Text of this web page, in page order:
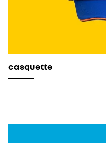
casquette